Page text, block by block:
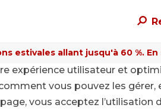
estivales allant jusqu'à 60 %. En
expérience utilisateur et
vous pouvez les gérer,
vous acceptez l’utilisation